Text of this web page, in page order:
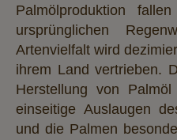
Palmölproduktion
ursprünglichen
Artenvielfalt wird
ihrem Land vertrieben.
Herstellung von
einseitige Auslaugen
und die Palmen